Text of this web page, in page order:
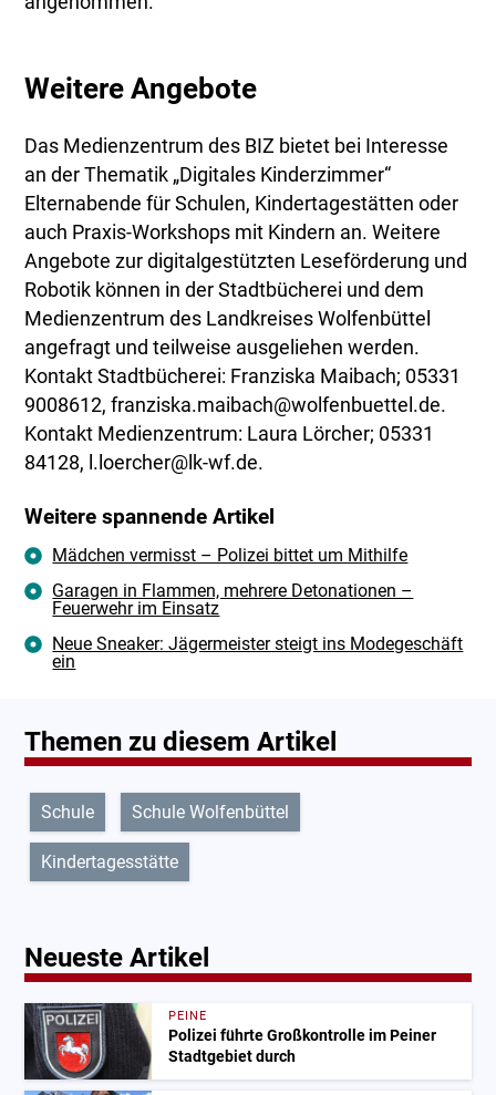
Weitere Angebote
Das Medienzentrum des BIZ bietet bei Interesse
an der Thematik „Digitales Kinderzimmer“
Elternabende für Schulen, Kindertagestätten oder
auch Praxis-Workshops mit Kindern an. Weitere
Angebote zur digitalgestützten Leseförderung und
Robotik können in der Stadtbücherei und dem
Medienzentrum des Landkreises Wolfenbüttel
angefragt und teilweise ausgeliehen werden.
Kontakt Stadtbücherei: Franziska Maibach; 05331
9008612, franziska.maibach@wolfenbuettel.de.
Kontakt Medienzentrum: Laura Lörcher; 05331
84128, l.loercher@lk-wf.de.
Weitere spannende Artikel
Mädchen vermisst – Polizei bittet um Mithilfe
Garagen in Flammen, mehrere Detonationen –
Feuerwehr im Einsatz
Neue Sneaker: Jägermeister steigt ins Modegeschäft
ein
Themen zu diesem Artikel
Schule Schule Wolfenbüttel
Kindertagesstätte
Neueste Artikel
PEINE
Polizei führte Großkontrolle im Peiner
Stadtgebiet durch